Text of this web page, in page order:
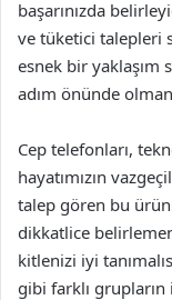
başarınızda
ve tüketici talepleri
esnek bir yaklaşım
adım önünde
Cep telefonları,
hayatımızın
talep gören bu
dikkatlice
kitlenizi iyi
gibi farklı